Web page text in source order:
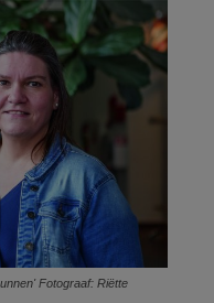
Fotograaf: Riëtte